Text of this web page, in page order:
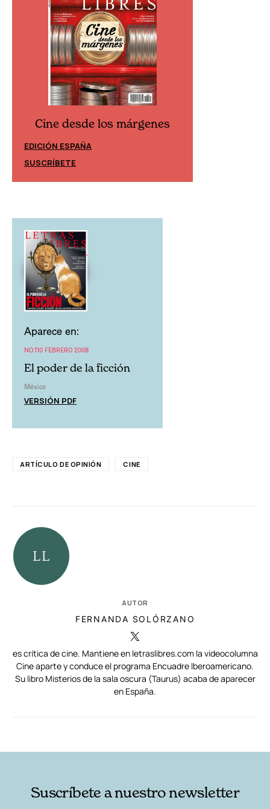
Cine desde los márgenes
EDICIÓN ESPAÑA
SUSCRÍBETE
Aparece en:
NO.110 FEBRERO 2008
El poder de la ficción
México
VERSIÓN PDF
ARTÍCULO DE OPINIÓN CINE
AUTOR
FERNANDA SOLÓRZANO
es crítica de cine. Mantiene en letraslibres.com la videocolumna
Cine aparte y conduce el programa Encuadre Iberoamericano.
Su libro Misterios de la sala oscura (Taurus) acaba de aparecer
en España.
Suscríbete a nuestro newsletter